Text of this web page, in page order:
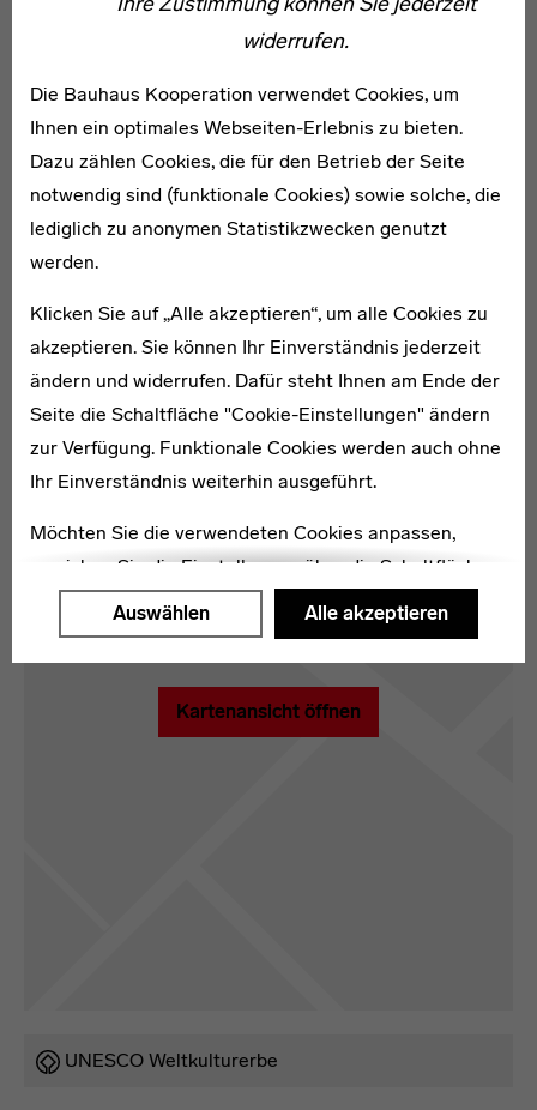
widerrufen.
Die Bauhaus Kooperation verwendet Cookies, um
Ihnen ein optimales Webseiten-Erlebnis zu bieten.
Dazu zählen Cookies, die für den Betrieb der Seite
notwendig sind (funktionale Cookies) sowie solche, die
lediglich zu anonymen Statistikzwecken genutzt
werden.
Klicken Sie auf „Alle akzeptieren“, um alle Cookies zu
akzeptieren. Sie können Ihr Einverständnis jederzeit
ändern und widerrufen. Dafür steht Ihnen am Ende der
Seite die Schaltfläche "Cookie-Einstellungen" ändern
zur Verfügung. Funktionale Cookies werden auch ohne
Ihr Einverständnis weiterhin ausgeführt.
Möchten Sie die verwendeten Cookies anpassen,
erreichen Sie die Einstellungen über die Schaltfläche
"Auswählen".
Datenschutzerklärungoder demImpressum
Auswählen Alle akzeptieren
Von 1992 bis 2003 erfolgte die denkmalpflegerische
Erneuerung und Sanierung der Siedlung durch das
insbesondere auf die originalgetreue Wiederherstellung
der Anstriche gelegt. Seither erstrahlt die Siedlung
wieder in ihren markanten Farben. Mit fünf weiteren
Siedlungen der Moderne wurde die Gartenstadt
Falkenberg 2008 in die UNESCO-Welterbeliste
aufgenommen. Vier davon entwarf Bruno Taut. [KS]
Karte
Kartenansicht öffnen
Legende
UNESCO Weltkulturerbe